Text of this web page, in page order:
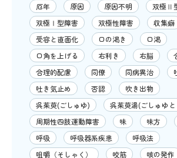
厄年
原因 原因不明
双極Ⅱ
双極Ⅰ型障害
双極性障害
収集癖
受容と直面化
口の渇き
口渇
口角を上げる
右利き 右脳
合理的配慮
同僚 同病異治
吐き気止め
否認
吹き出物
呉茱萸(ごしゅゆ)
呉茱萸湯(ごしゅゆと
周期性四肢運動障害
味 味方
呼吸
呼吸器系疾患
呼吸法
咀嚼（そしゃく）
咬筋 咳の発作